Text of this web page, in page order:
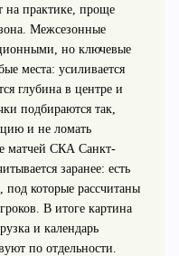
на практике, проще
Межсезонные
но ключевые
места: усиливается
глубина в центре и
подбираются так,
и не ломать
матчей СКА Санкт-
заранее: есть
под которые рассчитаны
В итоге картина
и календарь
по отдельности.